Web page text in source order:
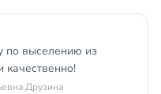
по выселению из
качественно!
Друзина